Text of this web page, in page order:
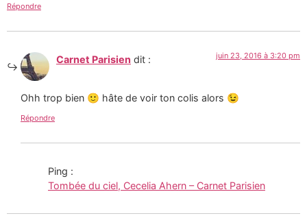
Répondre
Carnet Parisien dit : juin 23, 2016 à 3:20 pm
Ohh trop bien 🙂 hâte de voir ton colis alors 😉
Répondre
Ping :
Tombée du ciel, Cecelia Ahern – Carnet Parisien